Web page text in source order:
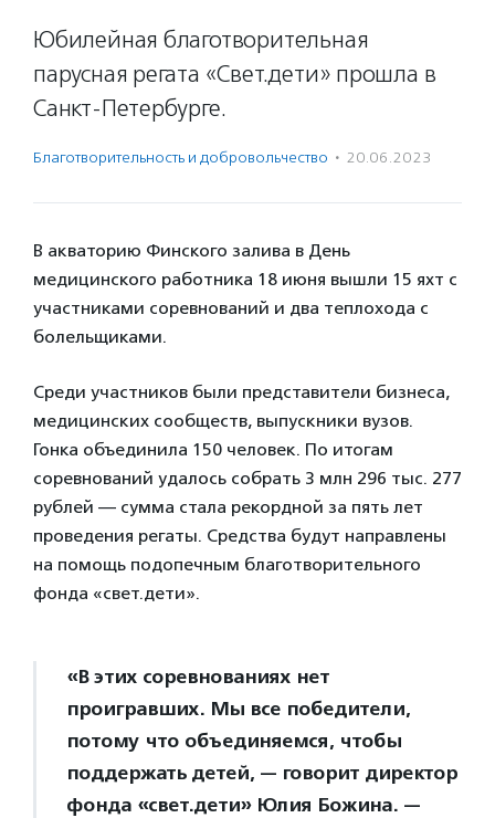
Юбилейная благотворительная
парусная регата «Свет.дети» прошла в
Санкт-Петербурге.
Благотвори­тель­ность и доброволь­чест­во · 20.06.2023
В акваторию Финского залива в День
медицинского работника 18 июня вышли 15 яхт с
участниками соревнований и два теплохода с
болельщиками.
Среди участников были представители бизнеса,
медицинских сообществ, выпускники вузов.
Гонка объединила 150 человек. По итогам
соревнований удалось собрать 3 млн 296 тыс. 277
рублей — сумма стала рекордной за пять лет
проведения регаты. Средства будут направлены
на помощь подопечным благотворительного
фонда «свет.дети».
«В этих соревнованиях нет
проигравших. Мы все победители,
потому что объединяемся, чтобы
поддержать детей, — говорит директор
фонда «свет.дети» Юлия Божина. —